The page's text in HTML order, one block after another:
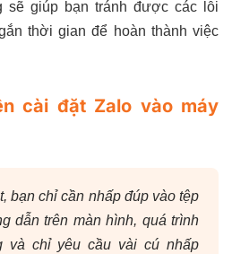
sẽ giúp bạn tránh được các lỗi
thời gian để hoàn thành việc
cài đặt Zalo vào máy
bạn chỉ cần nhấp đúp vào tệp
dẫn trên màn hình, quá trình
và chỉ yêu cầu vài cú nhấp